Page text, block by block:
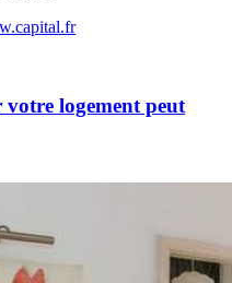
votre logement peut